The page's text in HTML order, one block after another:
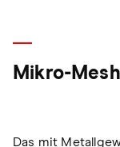
Mikro-
Das mit